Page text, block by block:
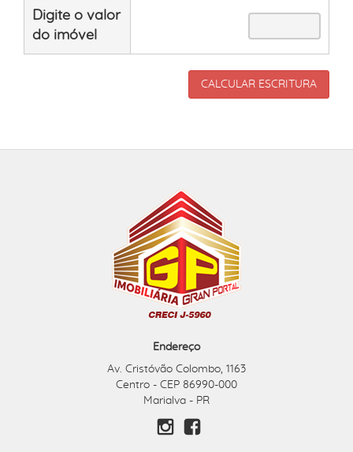
Digite o valor
do imóvel
Endereço
Av. Cristóvão Colombo, 1163
Centro - CEP 86990-000
Marialva - PR